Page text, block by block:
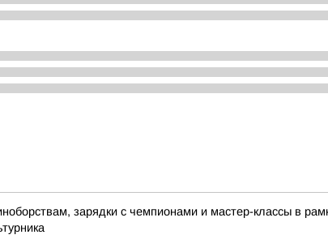
зарядки с чемпионами и мастер-классы в